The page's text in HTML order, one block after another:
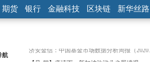
期货 银行 金融科技 区块链 新华丝路
航
【见·闻】疫情下，新加坡旅游业步履维艰